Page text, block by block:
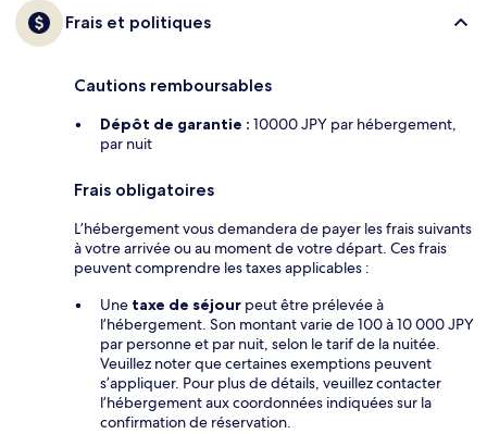
Frais et politiques
Cautions remboursables
Dépôt de garantie : 10000 JPY par hébergement,
par nuit
Frais obligatoires
L’hébergement vous demandera de payer les frais suivants
à votre arrivée ou au moment de votre départ. Ces frais
peuvent comprendre les taxes applicables :
Une taxe de séjour peut être prélevée à
l’hébergement. Son montant varie de 100 à 10 000 JPY
par personne et par nuit, selon le tarif de la nuitée.
Veuillez noter que certaines exemptions peuvent
s’appliquer. Pour plus de détails, veuillez contacter
l’hébergement aux coordonnées indiquées sur la
confirmation de réservation.